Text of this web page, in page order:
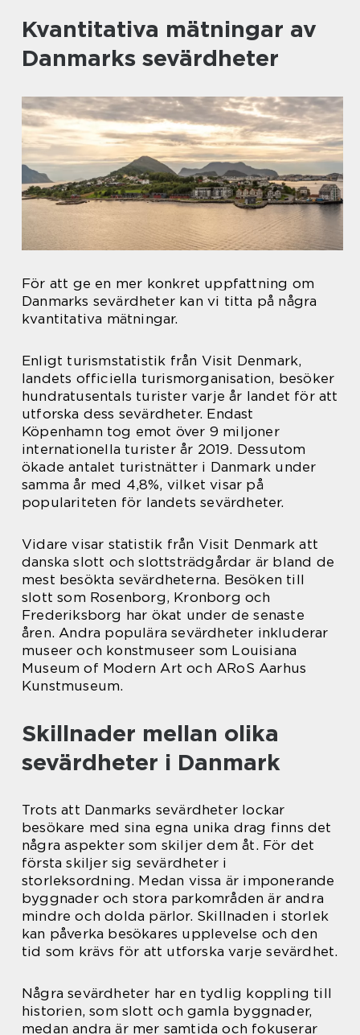
Kvantitativa mätningar av
Danmarks sevärdheter
För att ge en mer konkret uppfattning om
Danmarks sevärdheter kan vi titta på några
kvantitativa mätningar.
Enligt turismstatistik från Visit Denmark,
landets officiella turismorganisation, besöker
hundratusentals turister varje år landet för att
utforska dess sevärdheter. Endast
Köpenhamn tog emot över 9 miljoner
internationella turister år 2019. Dessutom
ökade antalet turistnätter i Danmark under
samma år med 4,8%, vilket visar på
populariteten för landets sevärdheter.
Vidare visar statistik från Visit Denmark att
danska slott och slottsträdgårdar är bland de
mest besökta sevärdheterna. Besöken till
slott som Rosenborg, Kronborg och
Frederiksborg har ökat under de senaste
åren. Andra populära sevärdheter inkluderar
museer och konstmuseer som Louisiana
Museum of Modern Art och ARoS Aarhus
Kunstmuseum.
Skillnader mellan olika
sevärdheter i Danmark
Trots att Danmarks sevärdheter lockar
besökare med sina egna unika drag finns det
några aspekter som skiljer dem åt. För det
första skiljer sig sevärdheter i
storleksordning. Medan vissa är imponerande
byggnader och stora parkområden är andra
mindre och dolda pärlor. Skillnaden i storlek
kan påverka besökares upplevelse och den
tid som krävs för att utforska varje sevärdhet.
Några sevärdheter har en tydlig koppling till
historien, som slott och gamla byggnader,
medan andra är mer samtida och fokuserar